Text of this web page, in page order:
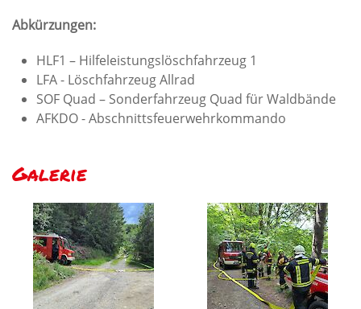
Abkürzungen:
HLF1 – Hilfeleistungslöschfahrzeug 1
LFA - Löschfahrzeug Allrad
SOF Quad – Sonderfahrzeug Quad für Waldbände
AFKDO - Abschnittsfeuerwehrkommando
Galerie